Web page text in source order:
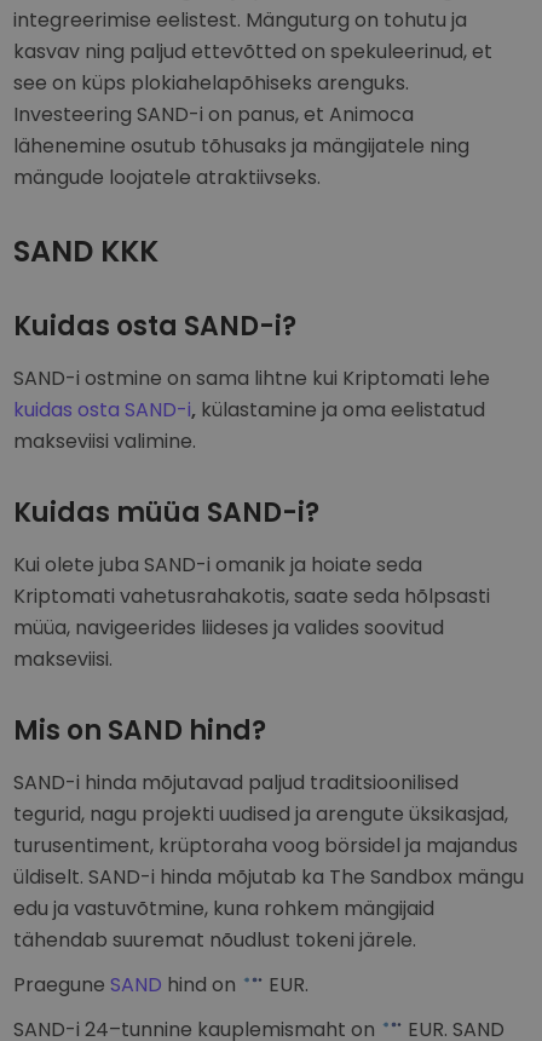
integreerimise eelistest. Mänguturg on tohutu ja
kasvav ning paljud ettevõtted on spekuleerinud, et
see on küps plokiahelapõhiseks arenguks.
Investeering SAND-i on panus, et Animoca
lähenemine osutub tõhusaks ja mängijatele ning
mängude loojatele atraktiivseks.
SAND KKK
Kuidas osta SAND-i?
SAND-i ostmine on sama lihtne kui Kriptomati lehe
kuidas osta SAND-i, külastamine ja oma eelistatud
makseviisi valimine.
Kuidas müüa SAND-i?
Kui olete juba SAND-i omanik ja hoiate seda
Kriptomati vahetusrahakotis, saate seda hõlpsasti
müüa, navigeerides liideses ja valides soovitud
makseviisi.
Mis on SAND hind?
SAND-i hinda mõjutavad paljud traditsioonilised
tegurid, nagu projekti uudised ja arengute üksikasjad,
turusentiment, krüptoraha voog börsidel ja majandus
üldiselt. SAND-i hinda mõjutab ka The Sandbox mängu
edu ja vastuvõtmine, kuna rohkem mängijaid
tähendab suuremat nõudlust tokeni järele.
Praegune SAND hind on EUR.
SAND-i 24–tunnine kauplemismaht on
EUR. SAND